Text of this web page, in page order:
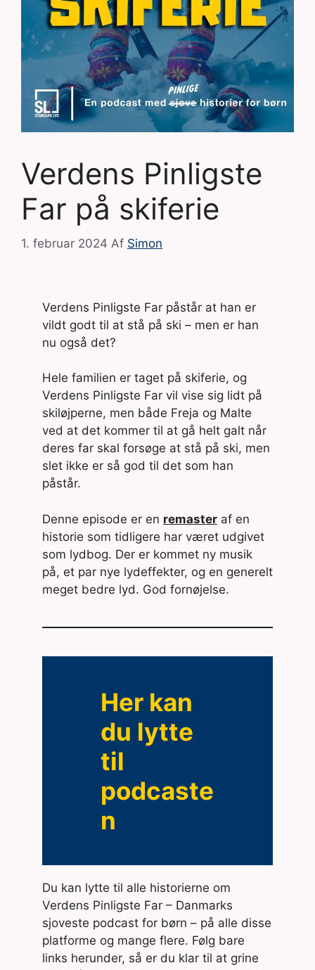
Verdens Pinligste
Far på skiferie
1. februar 2024 Af Simon
Verdens Pinligste Far påstår at han er
vildt godt til at stå på ski – men er han
nu også det?
Hele familien er taget på skiferie, og
Verdens Pinligste Far vil vise sig lidt på
skiløjperne, men både Freja og Malte
ved at det kommer til at gå helt galt når
deres far skal forsøge at stå på ski, men
slet ikke er så god til det som han
påstår.
Denne episode er en remaster af en
historie som tidligere har været udgivet
som lydbog. Der er kommet ny musik
på, et par nye lydeffekter, og en generelt
meget bedre lyd. God fornøjelse.
Her kan
du lytte
til
podcaste
n
Du kan lytte til alle historierne om
Verdens Pinligste Far – Danmarks
sjoveste podcast for børn – på alle disse
platforme og mange flere. Følg bare
links herunder, så er du klar til at grine